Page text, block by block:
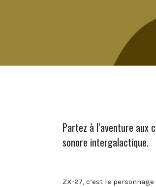
Partez à l’aventure
sonore intergalactique.
ZX-27, c’est le